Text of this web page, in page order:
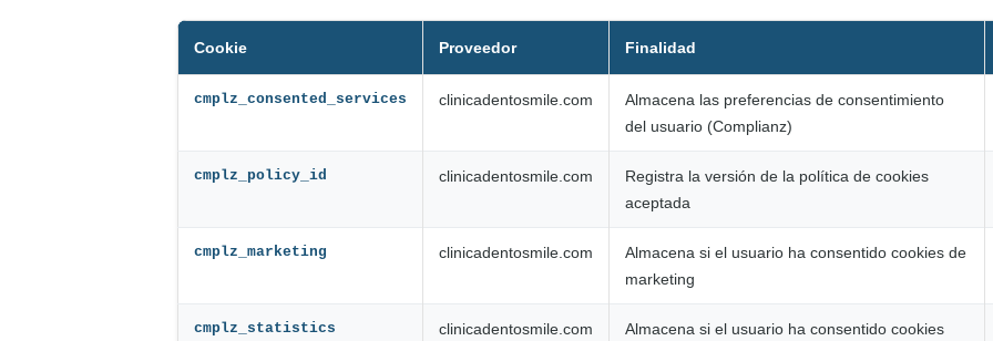
Cookie Proveedor Finalidad
cmplz_consented_services clinicadentosmile.com
Almacena las preferencias de consentimiento
del usuario (Complianz)
cmplz_policy_id clinicadentosmile.com
Registra la versión de la política de cookies
aceptada
cmplz_marketing clinicadentosmile.com
Almacena si el usuario ha consentido cookies de
marketing
cmplz_statistics clinicadentosmile.com
Almacena si el usuario ha consentido cookies